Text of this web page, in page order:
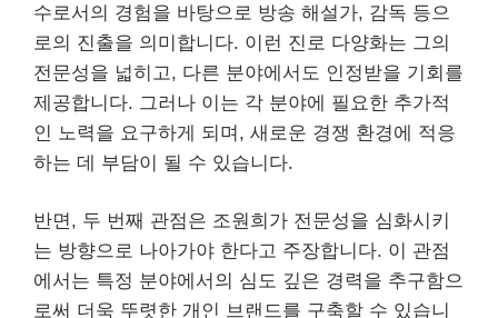
수로서의 경험을 바탕으로 방송 해설가, 감독 등으
로의 진출을 의미합니다. 이런 진로 다양화는 그의
전문성을 넓히고, 다른 분야에서도 인정받을 기회를
제공합니다. 그러나 이는 각 분야에 필요한 추가적
인 노력을 요구하게 되며, 새로운 경쟁 환경에 적응
하는 데 부담이 될 수 있습니다.
반면, 두 번째 관점은 조원희가 전문성을 심화시키
는 방향으로 나아가야 한다고 주장합니다. 이 관점
에서는 특정 분야에서의 심도 깊은 경력을 추구함으
로써 더욱 뚜렷한 개인 브랜드를 구축할 수 있습니